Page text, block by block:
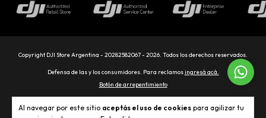
Al navegar por este sitio aceptás el uso de cookies para agilizar tu
Copyright DJI Store Argentina - 20282582067 - 2026. Todos los derechos reservados.
Defensa de las y los consumidores. Para reclamosingresá acá.
Botón de arrepentimiento